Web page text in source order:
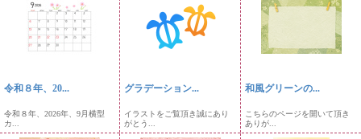
令和８年、20...
令和８年、2026年、9月横型
カ...
グラデーション...
イラストをご覧頂き誠にあり
がとう...
和風グリーンの...
こちらのページを開いて頂き
ありが...